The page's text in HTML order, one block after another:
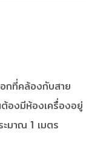
กที่คล้องกับสาย
ต้องมีห้องเครื่องอยู่
มาณ 1 เมตร